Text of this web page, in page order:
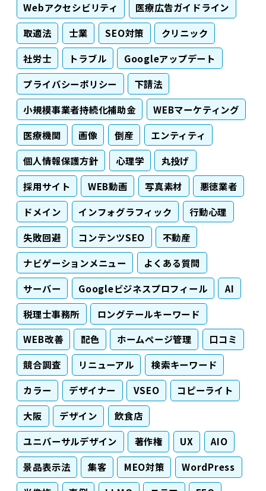
Webアクセシビリティ
医療広告ガイドライン
取適法
士業 SEO対策
クリニック
社労士
トラブル
Googleアップデート
プライバシーポリシー
下請法
小規模事業者持続化補助金
WEBマーケティング
医療機関
画像 倒産
エンティティ
個人情報保護方針
心理学
丸投げ
採用サイト
WEB動画 写真素材
悪徳業者
ドメイン
インフォグラフィック
行動心理
失敗回避
コンテンツSEO
不動産
ナビゲーションメニュー
よくある質問
サーバー
Googleビジネスプロフィール
AI
税理士事務所
ロングテールキーワード
WEB改善
配色 ホームページ管理
口コミ
競合調査
リニューアル
検索キーワード
カラー
デザイナー VSEO
コピーライト
大阪
デザイン
飲食店
ユニバーサルデザイン
著作権 UX
AIO
景品表示法
集客 MEO対策
WordPress